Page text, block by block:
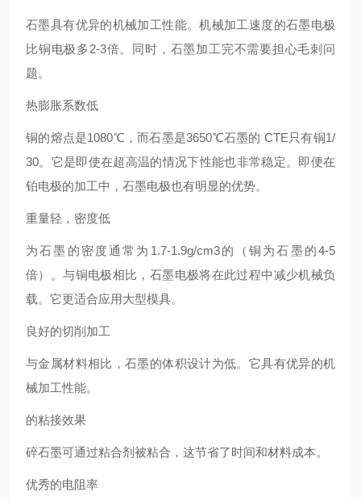
石墨具有优异的机械加工性能。机械加工速度的石墨电极
比铜电极多2-3倍。同时，石墨加工完不需要担心毛刺问
题。
热膨胀系数低
铜的熔点是1080℃，而石墨是3650℃石墨的 CTE只有铜1/
30。它是即使在超高温的情况下性能也非常稳定。即便在
铂电极的加工中，石墨电极也有明显的优势。
重量轻，密度低
为石墨的密度通常为1.7-1.9g/cm3的（铜为石墨的4-5
倍）。与铜电极相比，石墨电极将在此过程中减少机械负
载。它更适合应用大型模具。
良好的切削加工
与金属材料相比，石墨的体积设计为低。它具有优异的机
械加工性能。
的粘接效果
碎石墨可通过粘合剂被粘合，这节省了时间和材料成本。
优秀的电阻率